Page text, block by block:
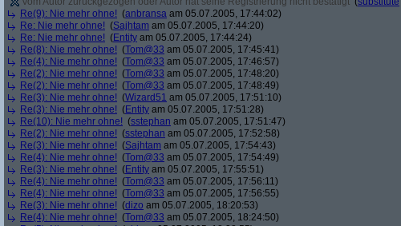
Re(9): Nie mehr ohne! (anbransa am 05.07.2005, 17:44:02)
Re: Nie mehr ohne! (Sajhtam am 05.07.2005, 17:44:20)
Re: Nie mehr ohne! (Entity am 05.07.2005, 17:44:24)
Re(8): Nie mehr ohne! (Tom@33 am 05.07.2005, 17:45:41)
Re(4): Nie mehr ohne! (Tom@33 am 05.07.2005, 17:46:57)
Re(2): Nie mehr ohne! (Tom@33 am 05.07.2005, 17:48:20)
Re(2): Nie mehr ohne! (Tom@33 am 05.07.2005, 17:48:49)
Re(3): Nie mehr ohne! (Wizard51 am 05.07.2005, 17:51:10)
Re(3): Nie mehr ohne! (Entity am 05.07.2005, 17:51:28)
Re(10): Nie mehr ohne! (sstephan am 05.07.2005, 17:51:47)
Re(2): Nie mehr ohne! (sstephan am 05.07.2005, 17:52:58)
Re(3): Nie mehr ohne! (Sajhtam am 05.07.2005, 17:54:43)
Re(4): Nie mehr ohne! (Tom@33 am 05.07.2005, 17:54:49)
Re(3): Nie mehr ohne! (Entity am 05.07.2005, 17:55:51)
Re(4): Nie mehr ohne! (Tom@33 am 05.07.2005, 17:56:11)
Re(4): Nie mehr ohne! (Tom@33 am 05.07.2005, 17:56:55)
Re(3): Nie mehr ohne! (dizo am 05.07.2005, 18:20:53)
Re(4): Nie mehr ohne! (Tom@33 am 05.07.2005, 18:24:50)